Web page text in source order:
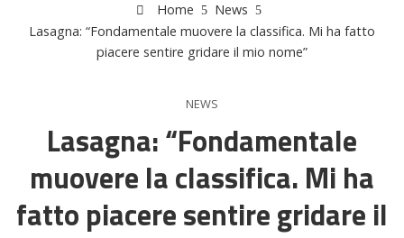
Home
News
Lasagna: “Fondamentale muovere la classifica. Mi ha fatto
piacere sentire gridare il mio nome”
NEWS
Lasagna: “Fondamentale
muovere la classifica. Mi ha
fatto piacere sentire gridare il